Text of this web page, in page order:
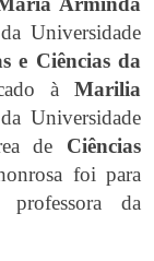
Universidade
e Ciências da
à Marilia
Universidade
de Ciências
foi para
professora da